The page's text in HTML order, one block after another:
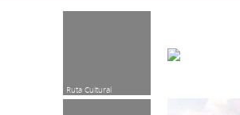
Ruta Cultural